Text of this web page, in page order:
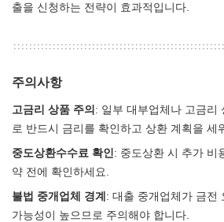
출을 신청하는 전략이 효과적입니다.
주의사항
고금리 상품 주의 : 일부 대부업체나 고금리
로 반드시 금리를 확인하고 상환 계획을 세
중도상환수수료 확인 : 중도상환 시 추가 비
약 전에 확인하세요.
불법 중개업체 경계 : 대출 중개업체가 금전
가능성이 높으므로 주의해야 합니다.